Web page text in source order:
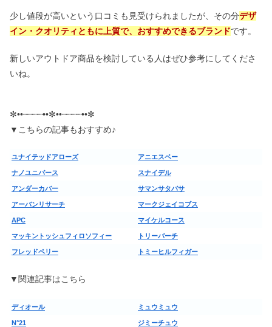
少し値段が高いという口コミも見受けられましたが、その分デザ
イン・クオリティともに上質で、おすすめできるブランドです。
新しいアウトドア商品を検討している人はぜひ参考にしてくださ
いね。
✼••┈┈┈┈••✼••┈┈┈┈••✼
▼こちらの記事もおすすめ♪
ユナイテッドアローズ アニエスベー
ナノユニバース スナイデル
アンダーカバー サマンサタバサ
アーバンリサーチ マークジェイコブス
APC マイケルコース
マッキントッシュフィロソフィー トリーバーチ
フレッドペリー トミーヒルフィガー
▼関連記事はこちら
ディオール ミュウミュウ
N°21 ジミーチュウ